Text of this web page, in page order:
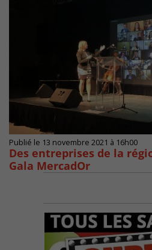
Publié le 13 novembre 2021 à 16h00
Des entreprises de la
Gala MercadOr